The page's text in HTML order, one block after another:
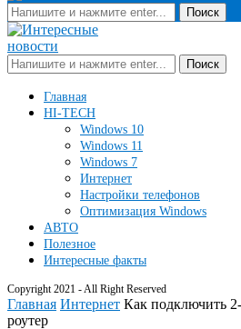
Поиск
Поиск
Главная
HI-TECH
Windows 10
Windows 11
Windows 7
Интернет
Настройки телефонов
Оптимизация Windows
АВТО
Полезное
Интересные факты
Copyright 2021 - All Right Reserved
Главная Интернет Как подключить
роутер